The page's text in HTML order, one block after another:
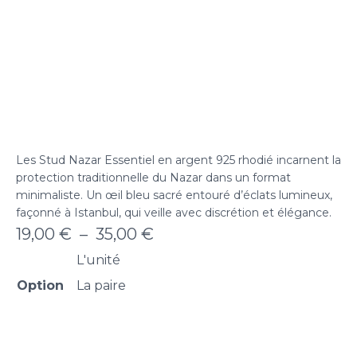
Les Stud Nazar Essentiel en argent 925 rhodié incarnent la
protection traditionnelle du Nazar dans un format
minimaliste. Un œil bleu sacré entouré d’éclats lumineux,
façonné à Istanbul, qui veille avec discrétion et élégance.
19,00 € – 35,00 €
Option
L'unité
La paire